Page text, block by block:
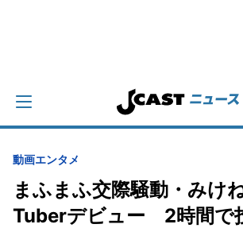
動画エンタメ
まふまふ交際騒動・みけ
Tuberデビュー 2時間で